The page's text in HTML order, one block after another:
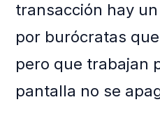
transacción hay
por burócratas
pero que trabajan
pantalla no se